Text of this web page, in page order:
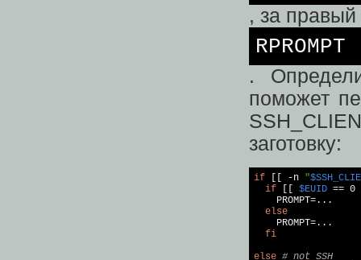
, за
RPROMPT
.
поможет
заготовку:
if [[ -n "
if
$EUID ==
    PROMPT=...
else
    PROMPT=...
fi
else # not SSH